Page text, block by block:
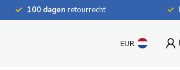
100 dagen retourrecht
EUR